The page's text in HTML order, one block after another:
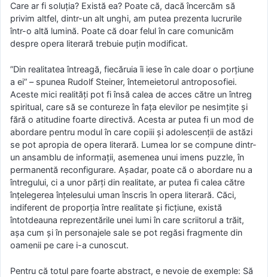
Care ar fi soluția? Există ea? Poate că, dacă încercăm să
privim altfel, dintr-un alt unghi, am putea prezenta lucrurile
într-o altă lumină. Poate că doar felul în care comunicăm
despre opera literară trebuie puțin modificat.
”Din realitatea întreagă, fiecăruia îi iese în cale doar o porțiune
a ei” – spunea Rudolf Steiner, întemeietorul antroposofiei.
Aceste mici realități pot fi însă calea de acces către un întreg
spiritual, care să se contureze în fața elevilor pe nesimțite și
fără o atitudine foarte directivă. Acesta ar putea fi un mod de
abordare pentru modul în care copiii și adolescenții de astăzi
se pot apropia de opera literară. Lumea lor se compune dintr-
un ansamblu de informații, asemenea unui imens puzzle, în
permanentă reconfigurare. Așadar, poate că o abordare nu a
întregului, ci a unor părți din realitate, ar putea fi calea către
înțelegerea înțelesului uman înscris în opera literară. Căci,
indiferent de proporția între realitate și ficțiune, există
întotdeauna reprezentările unei lumi în care scriitorul a trăit,
așa cum și în personajele sale se pot regăsi fragmente din
oamenii pe care i-a cunoscut.
Pentru că totul pare foarte abstract, e nevoie de exemple: Să